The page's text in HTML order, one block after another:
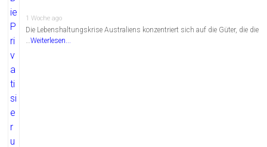
1 Woche ago
Die Lebenshaltungskrise Australiens konzentriert sich auf die Güter, die die
…Weiterlesen...